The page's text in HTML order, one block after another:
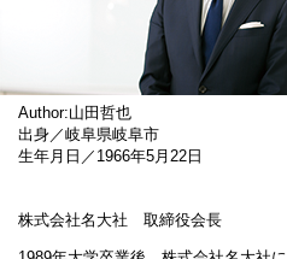
Author:山田哲也
出身／岐阜県岐阜市
生年月日／1966年5月22日
株式会社名大社 取締役会長